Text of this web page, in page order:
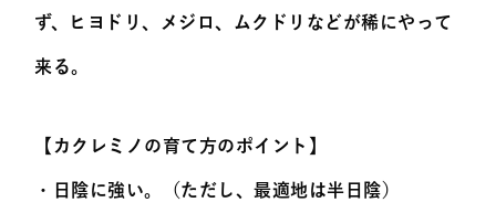
ず、ヒヨドリ、メジロ、ムクドリなどが稀にやって
来る。
【カクレミノの育て方のポイント】
・日陰に強い。（ただし、最適地は半日陰）